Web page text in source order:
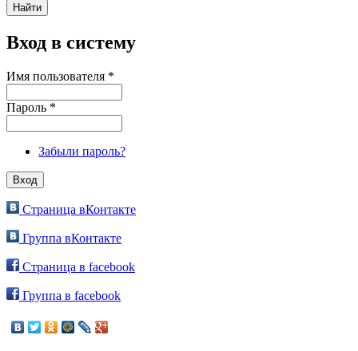
Вход в систему
Имя пользователя *
Пароль *
Забыли пароль?
Страница вКонтакте
Группа вКонтакте
Страница в facebook
Группа в facebook